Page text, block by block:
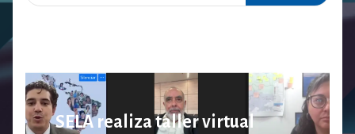
SELA realiza taller virtual